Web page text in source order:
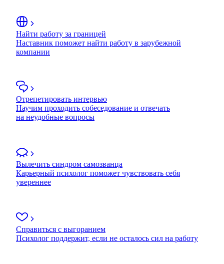
Найти работу за границей
Наставник поможет найти работу в зарубежной
компании
Отрепетировать интервью
Научим проходить собеседование и отвечать
на неудобные вопросы
Вылечить синдром самозванца
Карьерный психолог поможет чувствовать себя
увереннее
Справиться с выгоранием
Психолог поддержит, если не осталось сил на работу